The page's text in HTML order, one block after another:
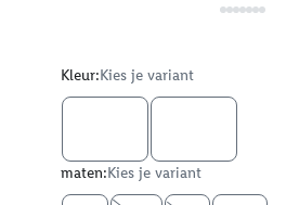
Kleur:Kies je variant
maten:Kies je variant